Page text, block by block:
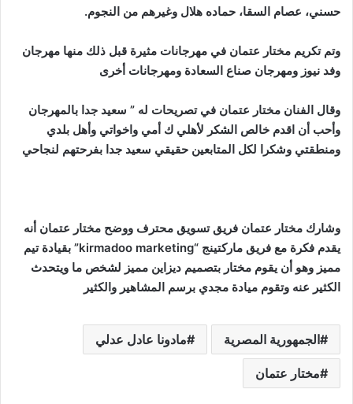
حسني، عصام السقا، حماده هلال وغيرهم من النجوم.
وتم تكريم مختار عتمان في مهرجانات مثيرة قبل ذلك منها مهرجان
وفد نيوز ومهرجان صناع السعادة ومهرجانات أخرى
وقال الفنان مختار عتمان في تصريحات له ” سعيد جدا بالمهرجان
وأحب أن اقدم خالص الشكر لأهلي ك أمي واخواتي وأهل بلدي
ومنطقتي وشكرا لكل المتابعين حقيقي سعيد جدا بفرحتهم لنجاحي
وشارك مختار عتمان فريق تسويق محترف ووضح مختار عتمان أنه
يقدم فكرة مع فريق ماركتينج “kirmadoo marketing” بقيادة تيم
مميز وهو أن يقوم مختار بتصميم ديزاين مميز لشخص ما ويتحدث
الكثير عنه وتقوم ميادة مجدي برسم المشاهير والكثير
الجمهورية المصرية مادونا عادل عدلي
مختار عتمان